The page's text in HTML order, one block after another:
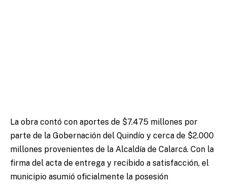
La obra contó con aportes de $7.475 millones por
parte de la Gobernación del Quindío y cerca de $2.000
millones provenientes de la Alcaldía de Calarcá. Con la
firma del acta de entrega y recibido a satisfacción, el
municipio asumió oficialmente la posesión